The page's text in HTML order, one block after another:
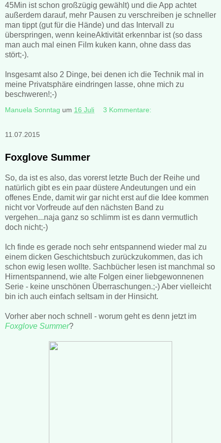
45Min ist schon großzügig gewählt) und die App achtet
außerdem darauf, mehr Pausen zu verschreiben je schneller
man tippt (gut für die Hände) und das Intervall zu
überspringen, wenn keineAktivität erkennbar ist (so dass
man auch mal einen Film kuken kann, ohne dass das
stört;-).
Insgesamt also 2 Dinge, bei denen ich die Technik mal in
meine Privatsphäre eindringen lasse, ohne mich zu
beschweren!;-)
Manuela Sonntag um 16 Juli 3 Kommentare:
11.07.2015
Foxglove Summer
So, da ist es also, das vorerst letzte Buch der Reihe und
natürlich gibt es ein paar düstere Andeutungen und ein
offenes Ende, damit wir gar nicht erst auf die Idee kommen
nicht vor Vorfreude auf den nächsten Band zu
vergehen...naja ganz so schlimm ist es dann vermutlich
doch nicht;-)
Ich finde es gerade noch sehr entspannend wieder mal zu
einem dicken Geschichtsbuch zurückzukommen, das ich
schon ewig lesen wollte. Sachbücher lesen ist manchmal so
Hirnentspannend, wie alte Folgen einer liebgewonnenen
Serie - keine unschönen Überraschungen.;-) Aber vielleicht
bin ich auch einfach seltsam in der Hinsicht.
Vorher aber noch schnell - worum geht es denn jetzt im
Foxglove Summer?